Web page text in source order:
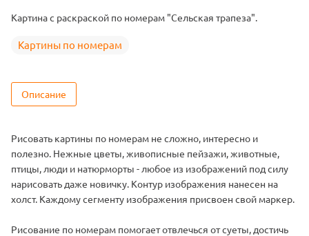
Цвет
25 цветов
Картина с раскраской по номерам "Сельская трапеза".
Картины по номерам
Описание
Рисовать картины по номерам не сложно, интересно и
полезно. Нежные цветы, живописные пейзажи, животные,
птицы, люди и натюрморты - любое из изображений под силу
нарисовать даже новичку. Контур изображения нанесен на
холст. Каждому сегменту изображения присвоен свой маркер.
Рисование по номерам помогает отвлечься от суеты, достичь